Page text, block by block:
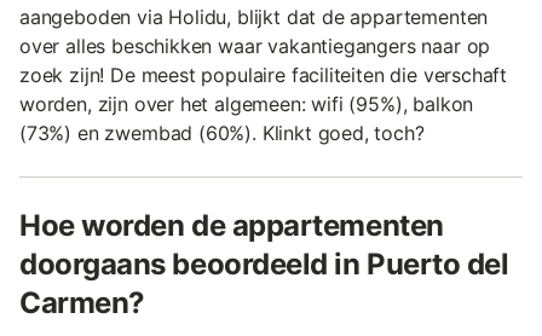
aangeboden via Holidu, blijkt dat de appartementen
over alles beschikken waar vakantiegangers naar op
zoek zijn! De meest populaire faciliteiten die verschaft
worden, zijn over het algemeen: wifi (95%), balkon
(73%) en zwembad (60%). Klinkt goed, toch?
Hoe worden de appartementen
doorgaans beoordeeld in Puerto del
Carmen?